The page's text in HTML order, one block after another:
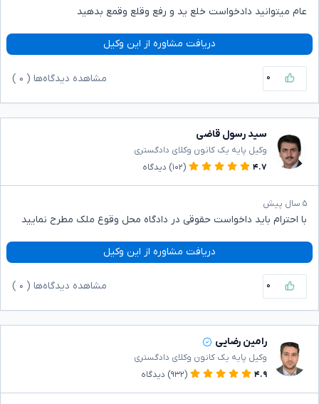
عام میتوانید دادخواست خلع ید و رفع وقلع وقمع بدهید
دریافت مشاوره از این وکیل
۰ مشاهده دیدگاه‌ها ( ۰
سید رسول قاضی
وکیل پایه یک کانون وکلای دادگستری
۴.۷
(۱۰۲) دیدگاه
۵ سال پیش
با احترام باید داخواست حقوقی در دادگاه محل وقوع ملک مطرح نمایید
دریافت مشاوره از این وکیل
۰ مشاهده دیدگاه‌ها ( ۰
رامین رضایی
وکیل پایه یک کانون وکلای دادگستری
۴.۹
(۹۳۲) دیدگاه